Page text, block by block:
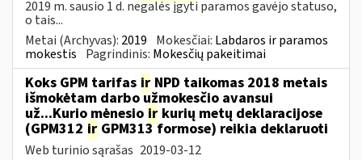
2019 m. sausio 1 d. negalės įgyti paramos gavėjo statuso,
o tais...
Metai (Archyvas): 2019 Mokesčiai: Labdaros ir paramos
mokestis Pagrindinis: Mokesčių pakeitimai
Koks GPM tarifas ir NPD taikomas 2018 metais
išmokėtam darbo užmokesčio avansui
už...Kurio mėnesio ir kurių metų deklaracijose
(GPM312 ir GPM313 formose) reikia deklaruoti
Web turinio sąrašas 2019-03-12